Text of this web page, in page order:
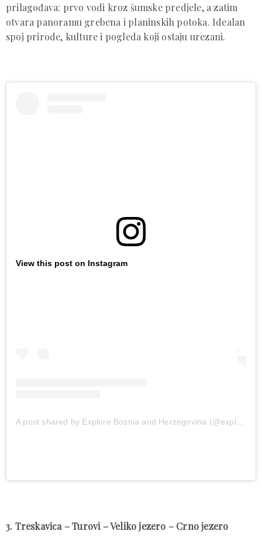
prilagođava: prvo vodi kroz šumske predjele, a zatim
otvara panoramu grebena i planinskih potoka. Idealan
spoj prirode, kulture i pogleda koji ostaju urezani.
View this post on Instagram
3. Treskavica – Turovi – Veliko jezero – Crno jezero